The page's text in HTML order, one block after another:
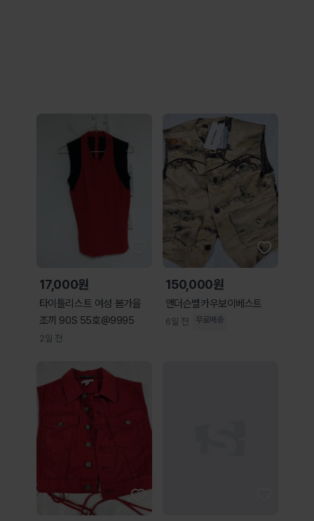
17,000원
타이틀리스트 여성 봄가을
조끼 90S 55호@9995
2일 전
150,000원
앤더슨벨카우보이베스트
6일 전 무료배송